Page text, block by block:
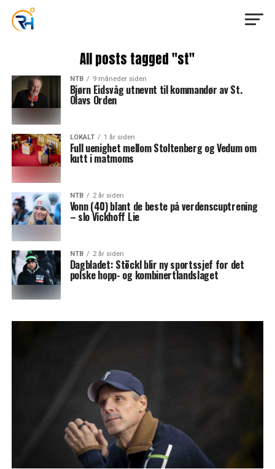
All posts tagged "st"
NTB 9 måneder siden
Bjørn Eidsvåg utnevnt til kommandør av St.
Olavs Orden
LOKALT 1 år siden
Full uenighet mellom Stoltenberg og Vedum om
kutt i matmoms
NTB 2 år siden
Vonn (40) blant de beste på verdenscuptrening
– slo Vickhoff Lie
NTB 2 år siden
Dagbladet: Stöckl blir ny sportssjef for det
polske hopp- og kombinertlandslaget